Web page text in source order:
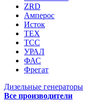
ZRD
Амперос
Исток
ТЕХ
ТСС
УРАЛ
ФАС
Фрегат
Дизельные генераторы
Все производители